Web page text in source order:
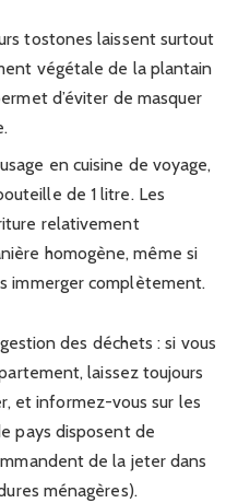
tostones laissent surtout
végétale de la plantain
d’éviter de masquer
en cuisine de voyage,
de 1 litre. Les
relativement
homogène, même si
immerger complètement.
des déchets : si vous
laissez toujours
et informez-vous sur les
pays disposent de
de la jeter dans
ménagères).